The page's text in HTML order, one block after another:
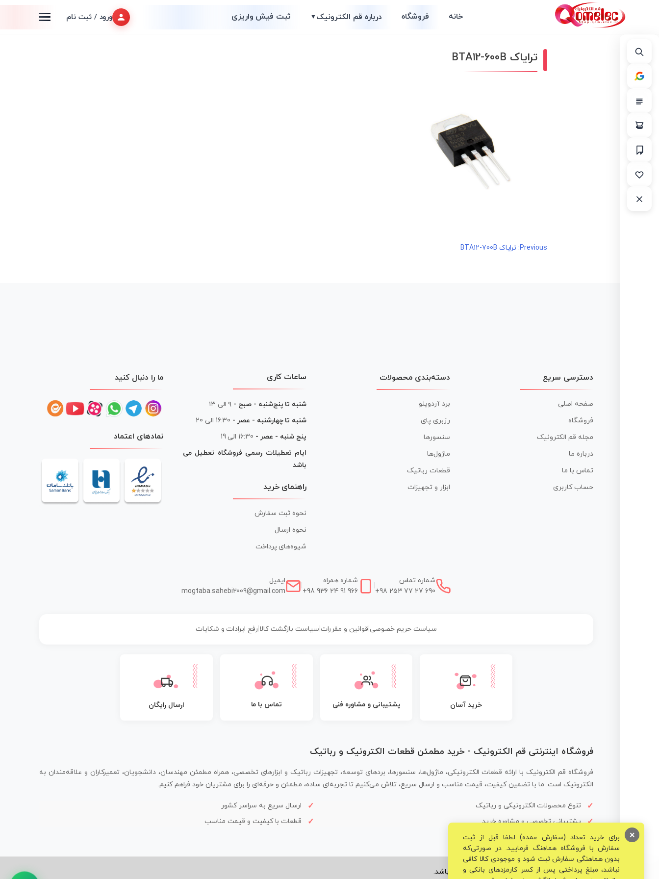
خانه فروشگاه درباره قم الکترونیک▼ ثبت فیش واریزی ورود / ثبت نام
ترایاک BTA12-600B
راهبری
Previous: ترایاک BTA12-700B
دسترسی سریع
صفحه اصلی
فروشگاه
مجله قم الکترونیک
درباره ما
تماس با ما
حساب کاربری
دسته‌بندی محصولات
برد آردوینو
رزبری پای
سنسورها
ماژول‌ها
قطعات رباتیک
ابزار و تجهیزات
ساعات کاری
شنبه تا پنج‌شنبه - صبح - ۹ الی ۱۳
شنبه تا چهارشنبه - عصر - 16:30 الی 20
پنج شنبه - عصر - 16:30 الی 19
ایام تعطیلات رسمی فروشگاه تعطیل می
باشد
راهنمای خرید
نحوه ثبت سفارش
نحوه ارسال
شیوه‌های پرداخت
ما را دنبال کنید
نمادهای اعتماد
شماره تماس
+98 253 77 27 690
شماره همراه
+98 936 24 91 966
ایمیل
mogtaba.sahebi2009@gmail.com
سیاست حریم خصوصی| قوانین و مقررات سیاست بازگشت کالا رفع ایرادات و شکایات
خرید آسان پشتیبانی و مشاوره فنی تماس با ما ارسال رایگان
فروشگاه اینترنتی قم الکترونیک - خرید مطمئن قطعات الکترونیک و رباتیک
فروشگاه قم الکترونیک با ارائه قطعات الکترونیکی، ماژول‌ها، سنسورها، بردهای توسعه، تجهیزات رباتیک و ابزارهای تخصصی، همراه مطمئن مهندسان، دانشجویان، تعمیرکاران و علاقه‌مندان به
الکترونیک است. ما با تضمین کیفیت، قیمت مناسب و ارسال سریع، تلاش می‌کنیم تا تجربه‌ای ساده، مطمئن و حرفه‌ای را برای مشتریان خود فراهم کنیم.
تنوع محصولات الکترونیکی و رباتیک
ارسال سریع به سراسر کشور
پشتیبانی تخصصی و مشاوره خرید
قطعات با کیفیت و قیمت مناسب
© تمامی حقوق برای فروشگاه تخصصی قم الکترونیک محفوظ می‌باشد.
برای خرید تعداد (سفارش عمده) لطفا قبل از ثبت
سفارش با فروشگاه هماهنگ فرمایید. در صورتی‌که
بدون هماهنگی سفارش ثبت شود و موجودی کالا کافی
نباشد، مبلغ پرداختی پس از کسر کارمزدهای بانکی و
×